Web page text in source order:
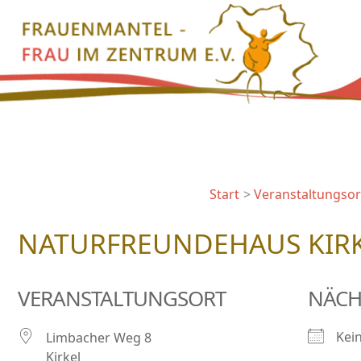
Inhalt
springen
Start
NATURFREUNDEHAUS
VERANSTALTUNGSORT
Limbacher Weg 8
Kirkel